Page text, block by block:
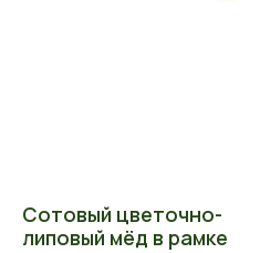
Сотовый цветочно-
липовый мёд в рамке